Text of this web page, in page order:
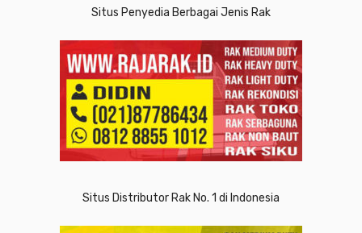
Situs Penyedia Berbagai Jenis Rak
Situs Distributor Rak No. 1 di Indonesia